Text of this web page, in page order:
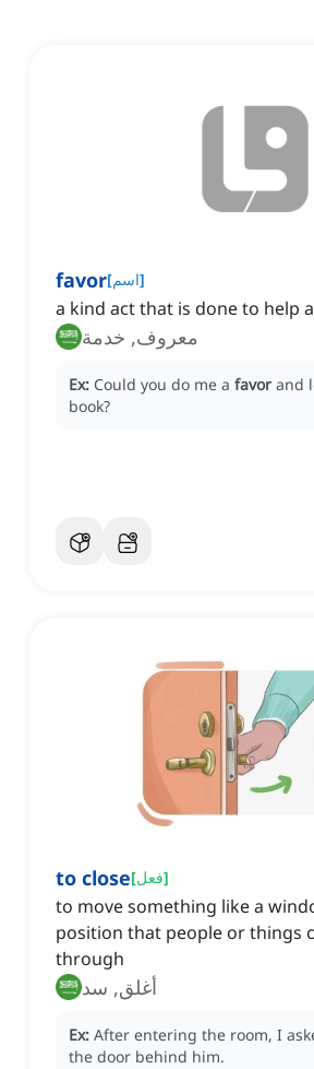
favor[اسم]
a kind act that is done to help
معروف, خدمة
Ex: Could you do me a favor and
book?
to close[فعل]
to move something like a
position that people or things
through
أغلق, سد
Ex: After entering the room, I
the door behind him.